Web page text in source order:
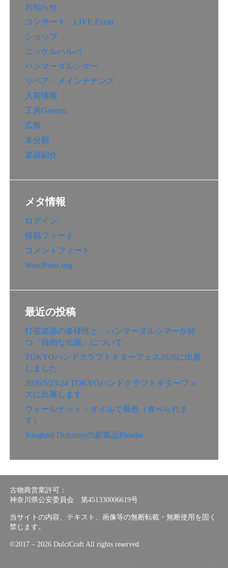
お知らせ
コンサート・LIVE Event
ショップ
ニッケルハルパ
ハンマーダルシマー
リペア・メインテナンス
入荷情報
工房General
広報
未分類
楽器紹介
メタ情報
ログイン
投稿フィード
コメントフィード
WordPress.org
最近の投稿
打弦楽器の多様性と、ハンマーダルシマーが持
つ「自由な伝統」について
TOKYOハンドクラフトギターフェス2026に出展
しました
2026/5/23-24 TOKYOハンドクラフトギターフェ
スに出展します
ウォールナット・オイルで着色（食べられま
す）
Songbird Dulcimerの新製品Phoebe
古物商営業許可：
神奈川県公安委員会 第451330006619号
当サイトの内容、テキスト、画像等の無断転載・無断使用を固く
禁じます。
©︎2017 – 2026 DulciCraft All rights reserved